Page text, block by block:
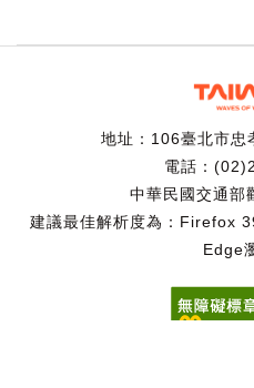
地址：106臺北市忠
電話：
中華民國交通部
建議最佳解析度為：Firefox
Edge